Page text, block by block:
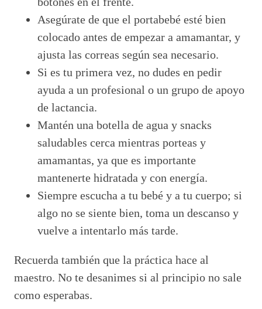
Asegúrate de que el portabebé esté bien
colocado antes de empezar a amamantar, y
ajusta las correas según sea necesario.
Si es tu primera vez, no dudes en pedir
ayuda a un profesional o un grupo de apoyo
de lactancia.
Mantén una botella de agua y snacks
saludables cerca mientras porteas y
amamantas, ya que es importante
mantenerte hidratada y con energía.
Siempre escucha a tu bebé y a tu cuerpo; si
algo no se siente bien, toma un descanso y
vuelve a intentarlo más tarde.
Recuerda también que la práctica hace al
maestro. No te desanimes si al principio no sale
como esperabas.